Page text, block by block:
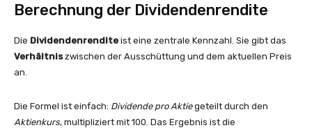
Berechnung der Dividendenrendite
Die Dividendenrendite ist eine zentrale Kennzahl. Sie gibt das
Verhältniszwischen der Ausschüttung und dem aktuellen Preis
an.
Die Formel ist einfach: Dividende pro Aktiegeteilt durch den
Aktienkurs, multipliziert mit 100. Das Ergebnis ist die